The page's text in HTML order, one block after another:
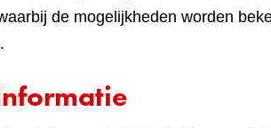
de mogelijkheden worden